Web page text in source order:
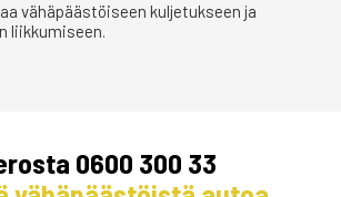
vähäpäästöiseen kuljetukseen ja
liikkumiseen.
0600 300 33